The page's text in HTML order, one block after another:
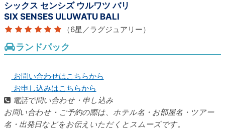
シックス センシズ ウルワツ バリ
SIX SENSES ULUWATU BALI
（6星／ラグジュアリー）
ランドパック
お問い合わせはこちらから
お申し込みはこちらから
電話で問い合わせ・申し込み
お問い合わせ・ご予約の際は、ホテル名・お部屋名・ツアー
名・出発日などをお伝えいただくとスムーズです。